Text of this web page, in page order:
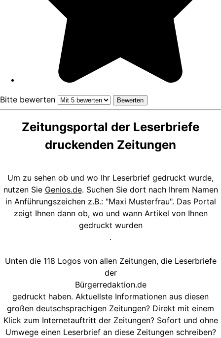
Bitte bewerten
Zeitungsportal der Leserbriefe
druckenden Zeitungen
Um zu sehen ob und wo Ihr Leserbrief gedruckt wurde,
nutzen Sie Genios.de. Suchen Sie dort nach Ihrem Namen
in Anführungszeichen z.B.: "Maxi Musterfrau". Das Portal
zeigt Ihnen dann ob, wo und wann Artikel von Ihnen
gedruckt wurden
.
Unten die 118 Logos von allen Zeitungen, die Leserbriefe
der
Bürgerredaktion.de
gedruckt haben. Aktuellste Informationen aus diesen
großen deutschsprachigen Zeitungen? Direkt mit einem
Klick zum Internetauftritt der Zeitungen? Sofort und ohne
Umwege einen Leserbrief an diese Zeitungen schreiben?